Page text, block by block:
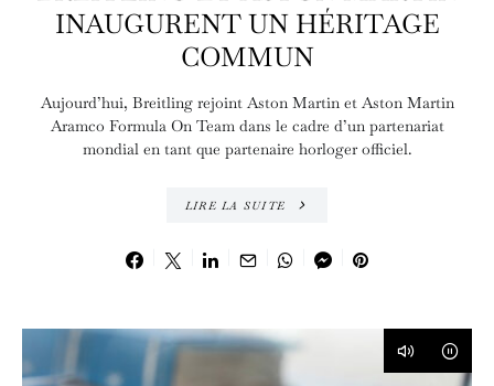
INAUGURENT UN HÉRITAGE
COMMUN
Aujourd’hui, Breitling rejoint Aston Martin et Aston Martin
Aramco Formula On Team dans le cadre d’un partenariat
mondial en tant que partenaire horloger officiel.
LIRE LA SUITE